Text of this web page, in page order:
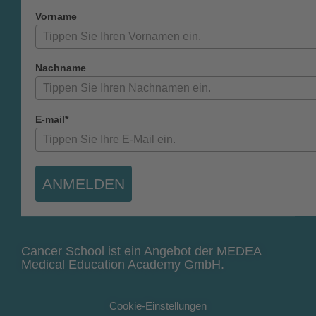
Vorname
Nachname
E-mail*
ANMELDEN
Cancer School ist ein Angebot der MEDEA
Medical Education Academy GmbH.
Cookie-Einstellungen